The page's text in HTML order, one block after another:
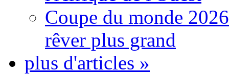
Coupe du monde
rêver plus grand
plus d'articles »